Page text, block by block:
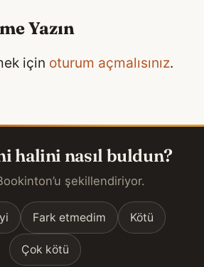
Yazın
için oturum açmalısınız.
halini nasıl buldun?
şekillendiriyor.
Fark etmedim Kötü
Çok kötü